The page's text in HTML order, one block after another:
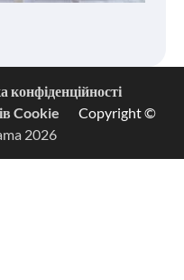
конфіденційності
Cookie
Copyright ©
2026